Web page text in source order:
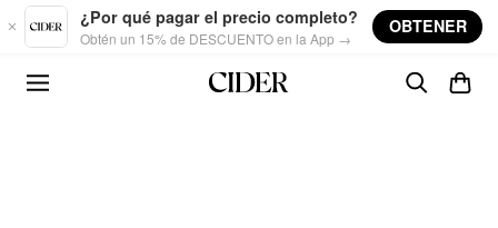
Skip to main content
¿Por qué pagar el precio completo?
Obtén un 15% de DESCUENTO en la App →
OBTENER